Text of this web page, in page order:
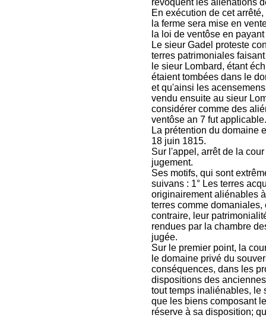
révoquent les aliénations
En exécution de cet
la ferme sera mise en
la loi de ventôse en
Le sieur Gadel proteste
terres patrimoniales
le sieur Lombard, étant
étaient tombées dans le
et qu'ainsi les
vendu ensuite au sieur
considérer comme des
ventôse an 7 fut applicable.
La prétention du domaine
18 juin 1815.
Sur l'appel, arrêt de la
jugement.
Ses motifs, qui sont
suivans : 1° Les terres
originairement aliénables
terres comme
contraire, leur
rendues par la chambre
jugée.
Sur le premier point, la
le domaine privé du
conséquences, dans les
dispositions des
tout temps inaliénables, le
que les biens composant
réserve à sa disposition;